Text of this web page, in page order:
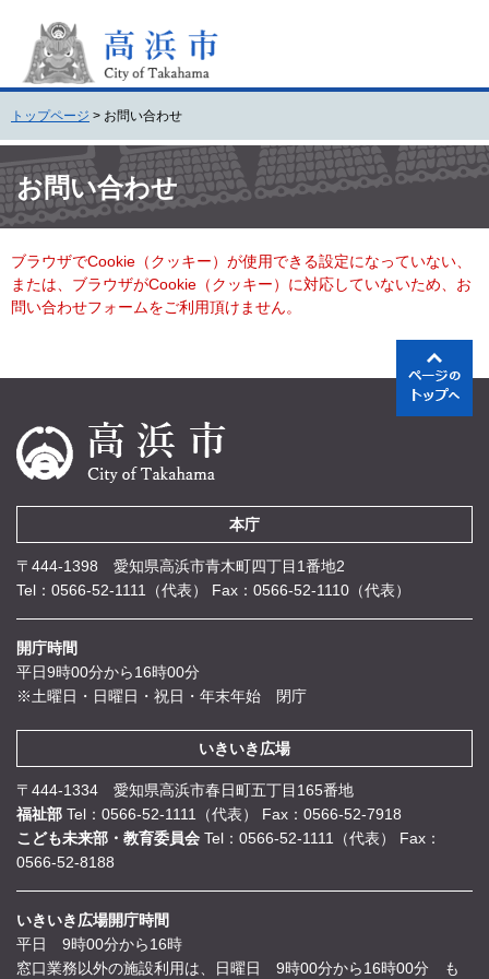
頭
で
す
。
飛
ば
し
て
本
へ
トップページ > お問い合わせ
文 お問い合わせ
ブラウザでCookie（クッキー）が使用できる設定になっていない、
または、ブラウザがCookie（クッキー）に対応していないため、お
問い合わせフォームをご利用頂けません。
本庁
〒444-1398 愛知県高浜市青木町四丁目1番地2
Tel：0566-52-1111（代表）
Fax：0566-52-1110（代表）
開庁時間
平日9時00分から16時00分
※土曜日・日曜日・祝日・年末年始 閉庁
いきいき広場
〒444-1334 愛知県高浜市春日町五丁目165番地
福祉部 Tel：0566-52-1111（代表）
Fax：0566-52-7918
こども未来部・教育委員会 Tel：0566-52-1111（代表）
Fax：
0566-52-8188
いきいき広場開庁時間
平日 9時00分から16時
窓口業務以外の施設利用は、日曜日 9時00分から16時00分 も